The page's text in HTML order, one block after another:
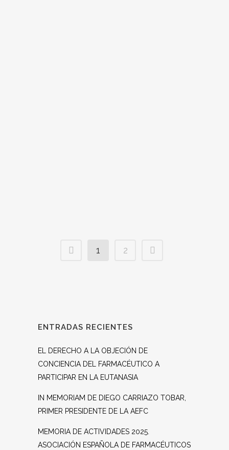
1 2
ENTRADAS RECIENTES
EL DERECHO A LA OBJECIÓN DE
CONCIENCIA DEL FARMACÉUTICO A
PARTICIPAR EN LA EUTANASIA
IN MEMORIAM DE DIEGO CARRIAZO TOBAR,
PRIMER PRESIDENTE DE LA AEFC
MEMORIA DE ACTIVIDADES 2025.
ASOCIACIÓN ESPAÑOLA DE FARMACÉUTICOS